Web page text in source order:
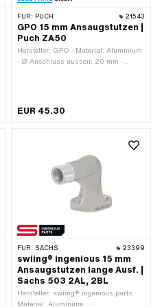
FÜR: PUCH 21543
GPO 15 mm Ansaugstutzen |
Puch ZA50
Hersteller: GPO · Material: Aluminium
· Ø Anschluss aussen: 20 mm ·
15 mm · Gesamthöhe: 63 mm · Höhe
EUR 45.30
FÜR: SACHS 23399
swiing® ingenious 15 mm
Ansaugstutzen lange Ausf. |
Sachs 503 2AL, 2BL
Hersteller: swiing® ingenious parts ·
Material: Aluminium ·